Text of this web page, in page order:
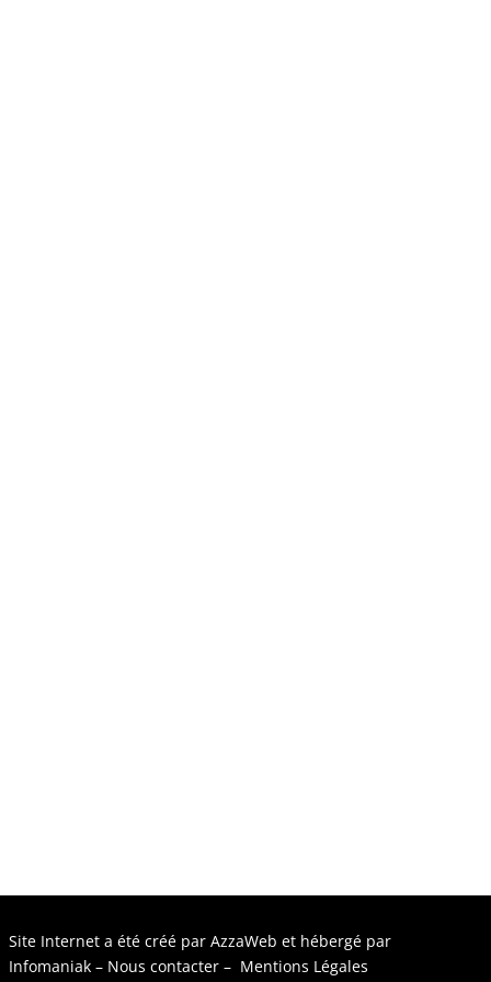
Site Internet a été créé par AzzaWeb et hébergé par
Infomaniak – Nous contacter – Mentions Légales